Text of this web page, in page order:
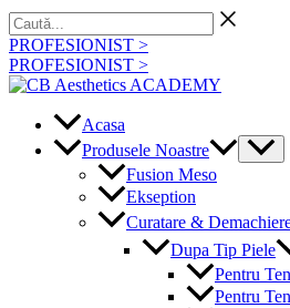
Skip
to
content
Caută...
PROFESIONIST >
PROFESIONIST >
Acasa
Produsele Noastre
Menu
Toggle
Fusion Meso
Ekseption
Curatare &
Dupa Tip Piele
Pentru
Pentru